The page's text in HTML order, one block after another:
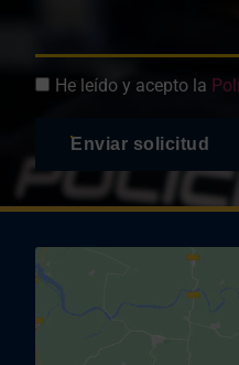
He leído y acepto la
Enviar solicitud